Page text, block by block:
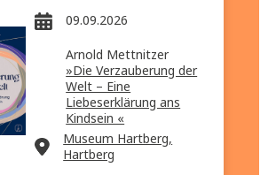
09.09.2026
Arnold Mettnitzer
»Die Verzauberung der
Welt – Eine
Liebeserklärung ans
Kindsein «
Museum Hartberg,
Hartberg